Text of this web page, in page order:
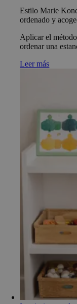
Estilo Marie
ordenado y
Aplicar el
ordenar una
Leer más